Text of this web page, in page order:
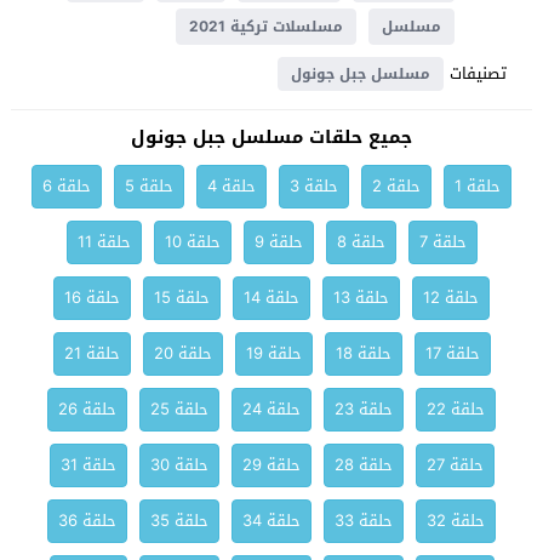
مسلسل
مسلسلات تركية 2021
تصنيفات مسلسل جبل جونول
جميع حلقات مسلسل جبل جونول
حلقة 1 حلقة 2 حلقة 3 حلقة 4 حلقة 5
حلقة 6
حلقة 7
حلقة 8 حلقة 9 حلقة 10
حلقة 11
حلقة 12
حلقة 13 حلقة 14 حلقة 15
حلقة 16
حلقة 17
حلقة 18 حلقة 19 حلقة 20
حلقة 21
حلقة 22
حلقة 23 حلقة 24 حلقة 25
حلقة 26
حلقة 27
حلقة 28 حلقة 29 حلقة 30
حلقة 31
حلقة 32
حلقة 33 حلقة 34 حلقة 35
حلقة 36